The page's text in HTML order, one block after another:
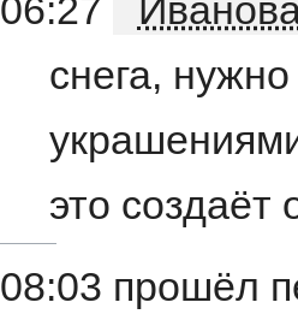
06:27
снега,
это
08:03 прошёл